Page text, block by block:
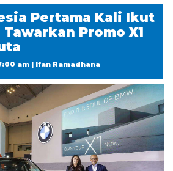
Pertama Kali Ikut
Tawarkan Promo X1
am | Ifan Ramadhana